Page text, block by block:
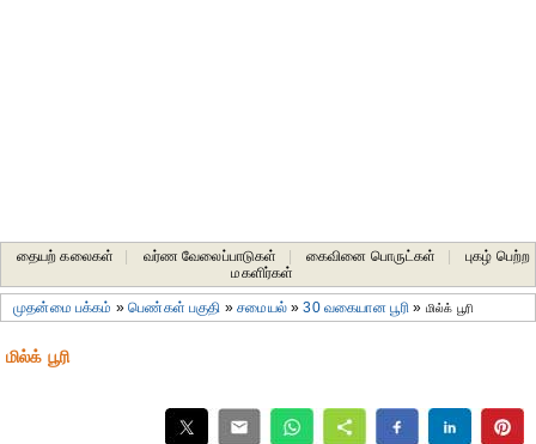
தையற் கலைகள் வர்ண வேலைப்பாடுகள் கைவினை பொருட்கள்
புகழ் பெற்ற
மகளிர்கள்
முதன்மை பக்கம் »பெண்கள் பகுதி »சமையல்»30 வகையான பூரி » மில்க் பூரி
மில்க் பூரி